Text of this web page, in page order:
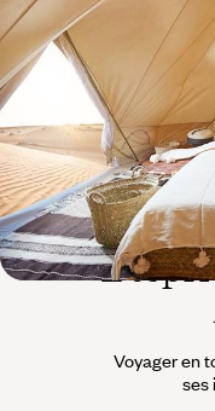
En trois temps, découvrir
capitale aux montagnes
9 jours, de 10500 à 12700 $ CA
Voyager en
ses